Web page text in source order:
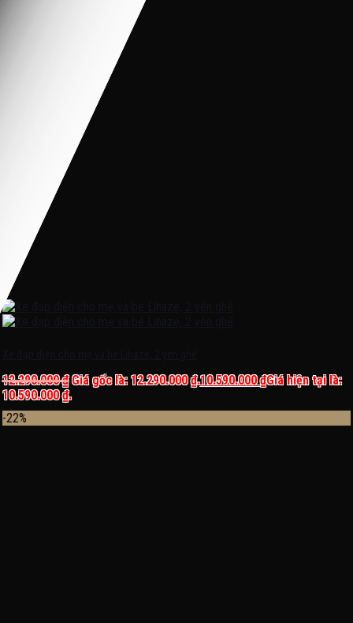
12.290.000₫ Giá gốc là: 12.290.000 ₫.10.590.000₫Giá hiện tại là:
10.590.000 ₫.
-22%